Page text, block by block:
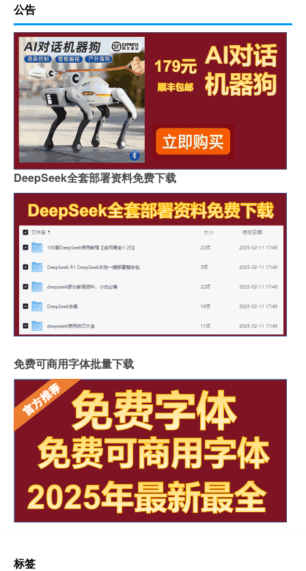
公告
DeepSeek全套部署资料免费下载
免费可商用字体批量下载
标签